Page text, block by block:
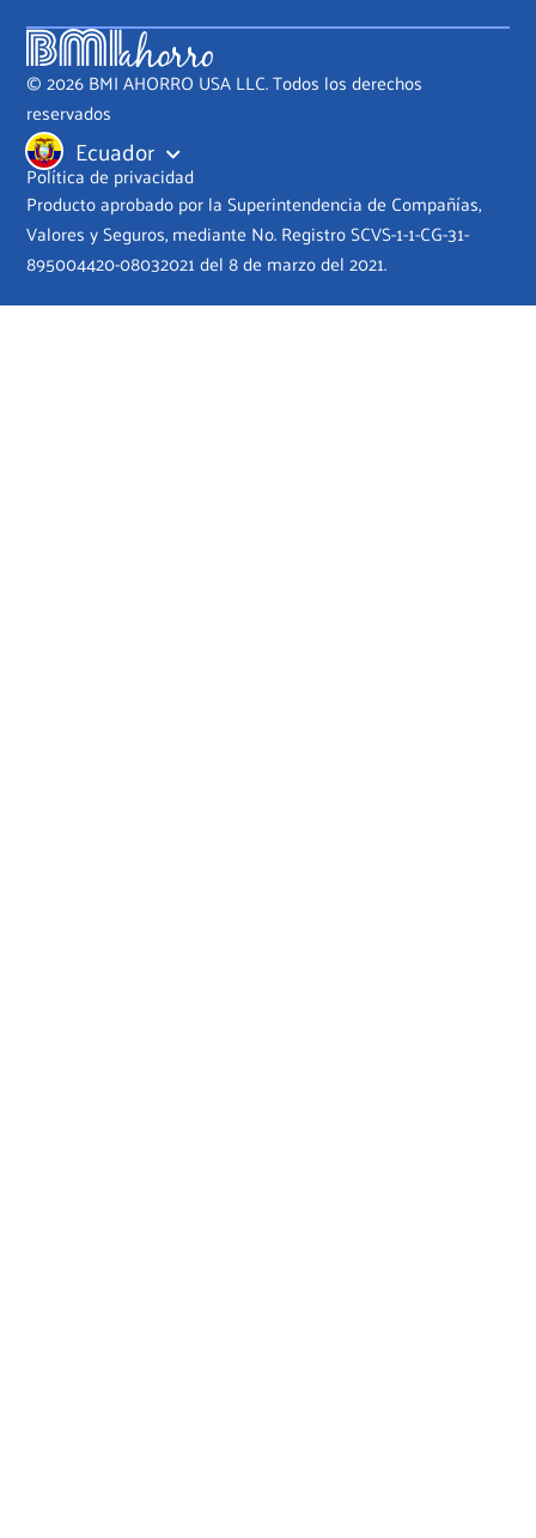
Ecuador
© 2026 BMI AHORRO USA LLC. Todos los derechos
reservados
Política de privacidad
Producto aprobado por la Superintendencia de Compañías,
Valores y Seguros, mediante No. Registro SCVS-1-1-CG-31-
895004420-08032021 del 8 de marzo del 2021.